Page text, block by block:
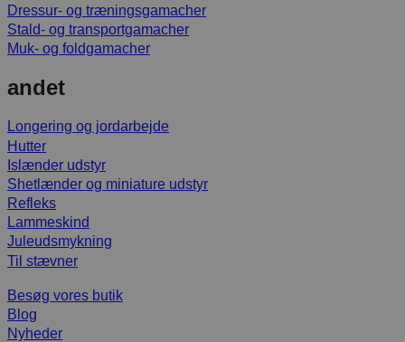
Dressur- og træningsgamacher
Stald- og transportgamacher
Muk- og foldgamacher
andet
Longering og jordarbejde
Hutter
Islænder udstyr
Shetlænder og miniature udstyr
Refleks
Lammeskind
Juleudsmykning
Til stævner
Besøg vores butik
Blog
Nyheder